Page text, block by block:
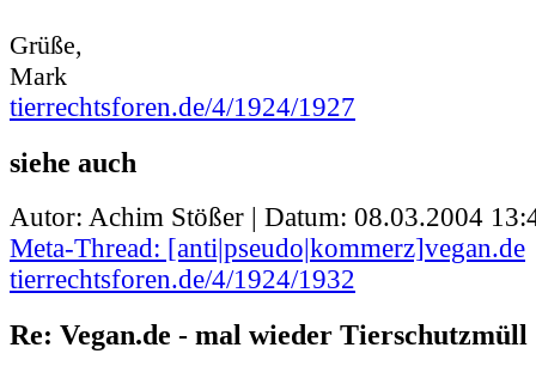
Grüße,
Mark
tierrechtsforen.de/4/1924/1927
siehe auch
Autor: Achim Stößer | Datum: 08.03.2004
Meta-Thread: [anti|pseudo|kommerz]vegan.de
tierrechtsforen.de/4/1924/1932
Re: Vegan.de - mal wieder Tierschutzmüll